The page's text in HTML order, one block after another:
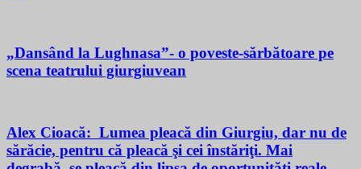
„Dansând la Lughnasa”- o poveste-sărbătoare pe
scena teatrului giurgiuvean
Alex Cioacă: Lumea pleacă din Giurgiu, dar nu de
sărăcie, pentru că pleacă şi cei înstăriţi. Mai